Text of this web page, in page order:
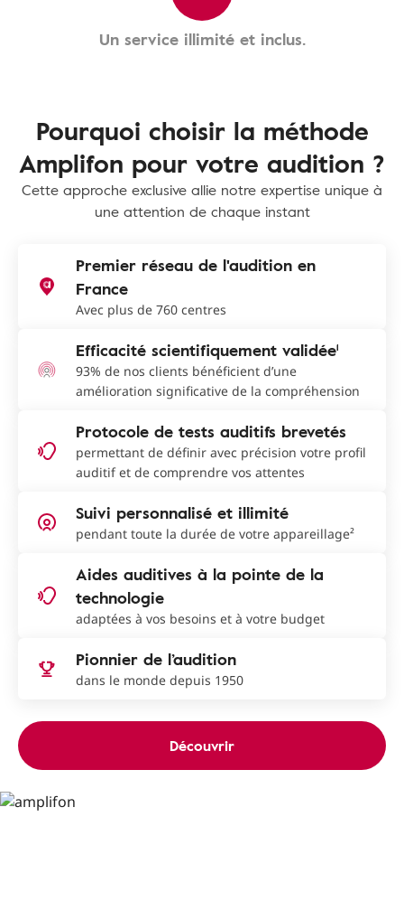
Un service illimité et inclus.
Pourquoi choisir la méthode
Amplifon pour votre audition ?
Cette approche exclusive allie notre expertise unique à
une attention de chaque instant
Premier réseau de l'audition en
France
Avec plus de 760 centres
Efficacité scientifiquement validée¹
93% de nos clients bénéficient d’une
amélioration significative de la compréhension
Protocole de tests auditifs brevetés
permettant de définir avec précision votre profil
auditif et de comprendre vos attentes
Suivi personnalisé et illimité
pendant toute la durée de votre appareillage²
Aides auditives à la pointe de la
technologie
adaptées à vos besoins et à votre budget
Pionnier de l’audition
dans le monde depuis 1950
Découvrir